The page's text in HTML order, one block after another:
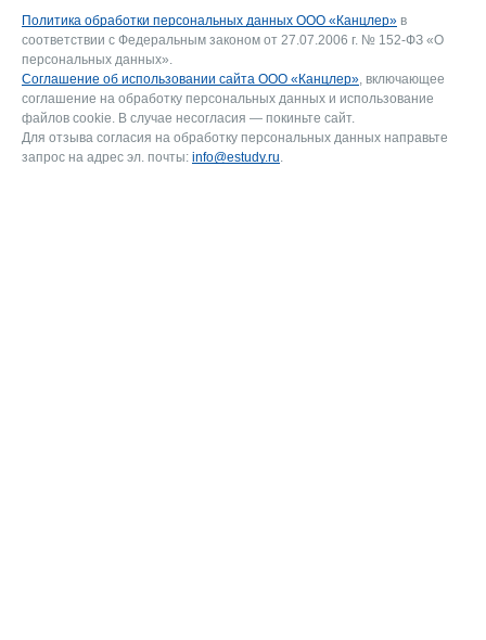
Политика обработки персональных данных ООО «Канцлер» в
соответствии с Федеральным законом от 27.07.2006 г. № 152-ФЗ «О
персональных данных».
Соглашение об использовании сайта ООО «Канцлер», включающее
соглашение на обработку персональных данных и использование
файлов cookie. В случае несогласия — покиньте сайт.
Для отзыва согласия на обработку персональных данных направьте
запрос на адрес эл. почты: info@estudy.ru.